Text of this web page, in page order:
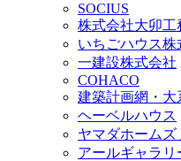
SOCIUS
株式会社大卯工
いちごハウス株
一建設株式会社
COHACO
建築計画網・大
ヘーベルハウス
ヤマダホームズ
アールギャラリ